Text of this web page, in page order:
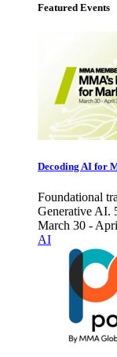
Featured Events
Decoding AI for
Foundational
Generative AI.
March 30 -
AI